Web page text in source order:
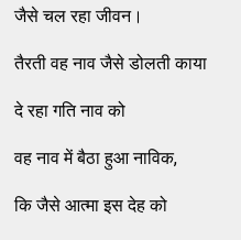
जैसे चल रहा जीवन।
तैरती वह नाव जैसे डोलती काया
दे रहा गति नाव को
वह नाव में बैठा हुआ नाविक,
कि जैसे आत्मा इस देह को